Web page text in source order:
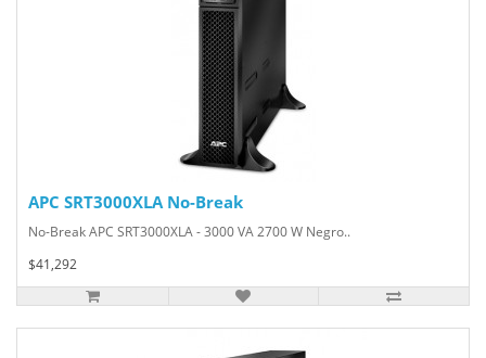
APC SRT3000XLA No-Break
No-Break APC SRT3000XLA - 3000 VA 2700 W Negro..
$41,292